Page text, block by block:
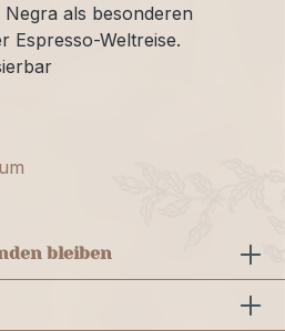
Negra als besonderen
Espresso-Weltreise.
bleiben